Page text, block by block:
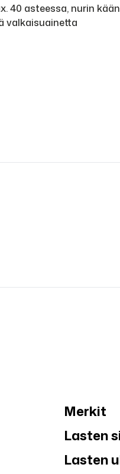
40 asteessa, nurin
valkaisuainetta
Merkit
Lasten
Lasten